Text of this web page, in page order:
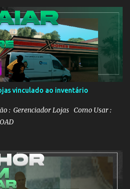
vinculado ao inventário
: Gerenciador Lojas Como Usar :